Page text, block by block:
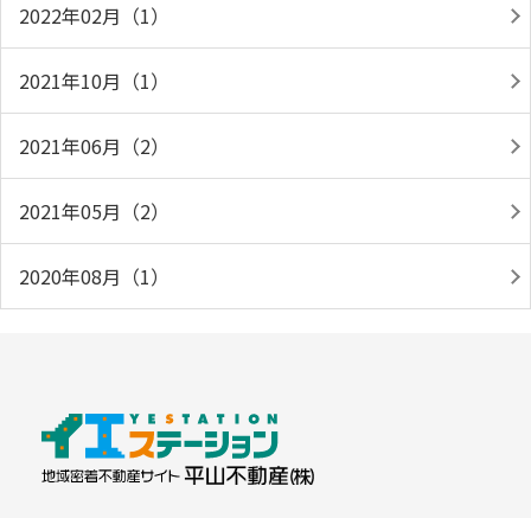
2022年02月（1）
2021年10月（1）
2021年06月（2）
2021年05月（2）
2020年08月（1）